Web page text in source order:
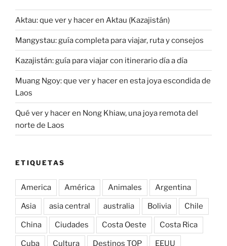
Aktau: que ver y hacer en Aktau (Kazajistán)
Mangystau: guía completa para viajar, ruta y consejos
Kazajistán: guía para viajar con itinerario día a día
Muang Ngoy: que ver y hacer en esta joya escondida de
Laos
Qué ver y hacer en Nong Khiaw, una joya remota del
norte de Laos
ETIQUETAS
America América Animales Argentina
Asia asia central australia Bolivia Chile
China Ciudades Costa Oeste Costa Rica
Cuba Cultura Destinos TOP EEUU